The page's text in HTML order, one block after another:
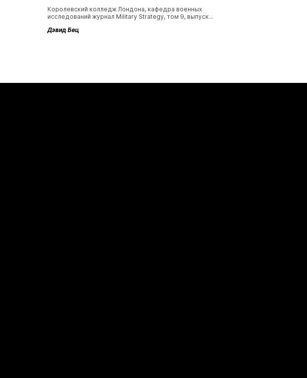
Королевский колледж Лондона, кафедра военных
исследований журнал Military Strategy, том 9, выпуск...
Дэвид Бец